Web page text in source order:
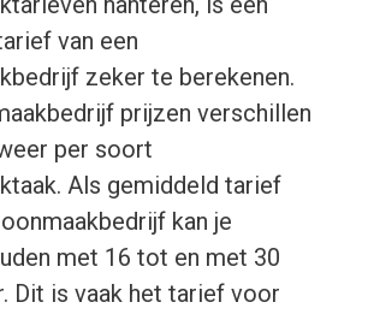
van een
zeker te berekenen.
prijzen verschillen
per soort
Als gemiddeld tarief
kan je
met 16 tot en met 30
Dit is vaak het tarief voor